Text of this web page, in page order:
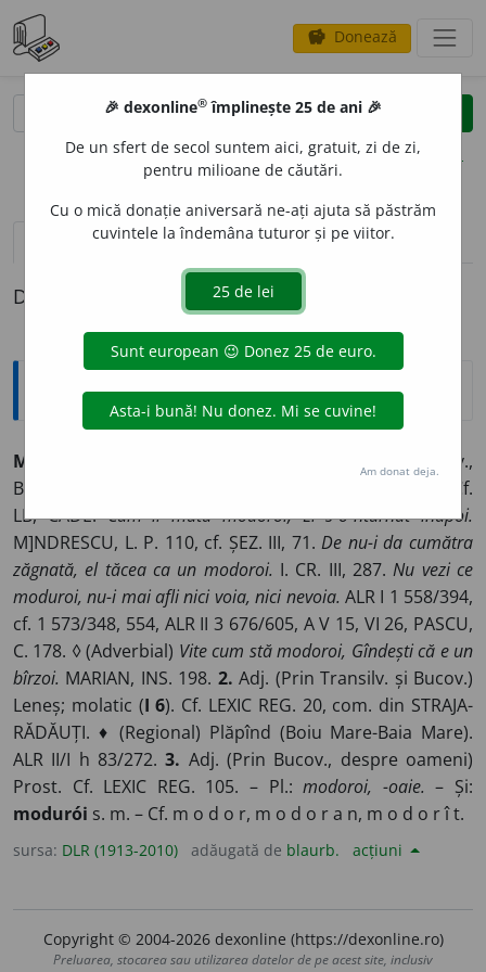
savings Donează
clear
opțiuni
definiții (1)
Definiția cu ID-ul 1335196:
Tezaur
MODOR
s. m., adj. 1. S. m., adj. (Transilv.,
Bucov., Mold.) (Om) tăcut, morocănos, posac, ursuz. Cf.
LB, CADE.Cum îi mutu modoroi, El s-o-nturnat înapoi.
M]NDRESCU, L. P. 110, cf. ȘEZ. III, 71.De nu-i da cumătra
zăgnată, el tăcea ca un modoroi. I. CR. III, 287.Nu vezi ce
moduroi, nu-i mai afli nici voia, nici nevoia. ALR I 1 558/394,
cf. 1 573/348, 554, ALR II 3 676/605, A V 15, VI 26, PASCU,
C. 178. ◊ (Adverbial) Vite cum stă modoroi, Gîndești că e un
bîrzoi. MARIAN, INS. 198. 2. Adj. (Prin Transilv. și Bucov.)
Leneș; molatic (I 6). Cf. LEXIC REG. 20, com. din STRAJA-
RĂDĂUȚI. ♦ (Regional) Plăpînd (Boiu Mare-Baia Mare).
ALR II/I h 83/272.3. Adj. (Prin Bucov., despre oameni)
Prost. Cf. LEXIC REG. 105. – Pl.:modoroi, -oaie. – Și:
modurói s. m. – Cf. m o d o r, m o d o r a n, m o d o r î t.
sursa: DLR (1913-2010) adăugată de blaurb. acțiuni
Copyright © 2004-2026 dexonline (https://dexonline.ro)
Preluarea, stocarea sau utilizarea datelor de pe acest site, inclusiv
🎉 dexonline® împlinește 25 de ani 🎉
De un sfert de secol suntem aici, gratuit, zi de zi,
pentru milioane de căutări.
Cu o mică donație aniversară ne-ați ajuta să păstrăm
cuvintele la îndemâna tuturor și pe viitor.
Am donat deja.